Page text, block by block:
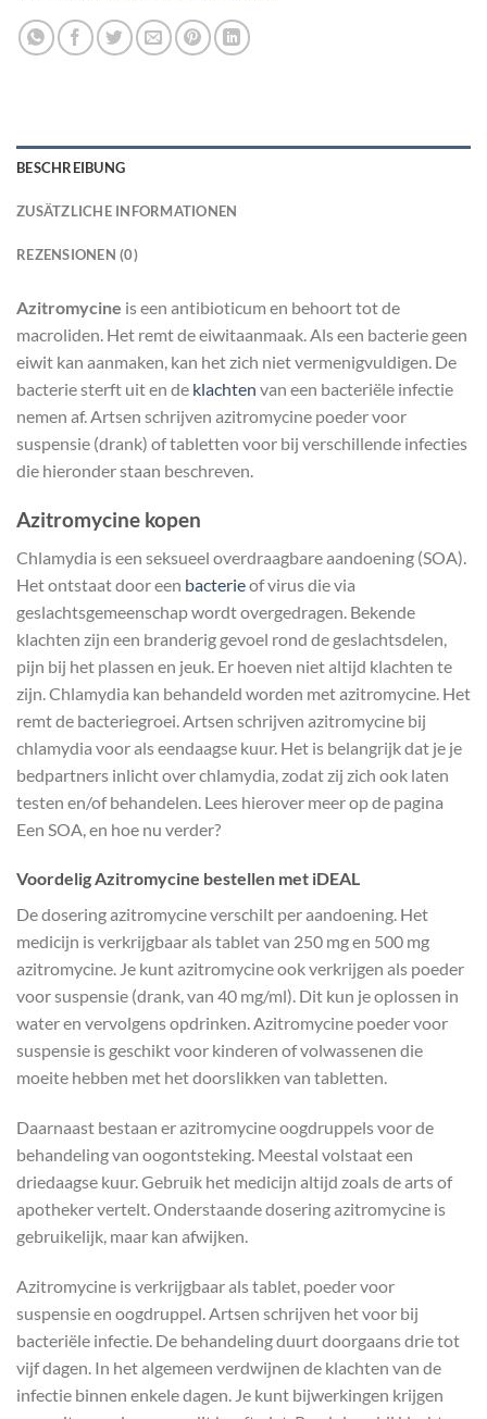
BESCHREIBUNG
ZUSÄTZLICHE INFORMATIONEN
REZENSIONEN (0)
Azitromycine is een antibioticum en behoort tot de
macroliden. Het remt de eiwitaanmaak. Als een bacterie geen
eiwit kan aanmaken, kan het zich niet vermenigvuldigen. De
bacterie sterft uit en de klachten van een bacteriële infectie
nemen af. Artsen schrijven azitromycine poeder voor
suspensie (drank) of tabletten voor bij verschillende infecties
die hieronder staan beschreven.
Azitromycine kopen
Chlamydia is een seksueel overdraagbare aandoening (SOA).
Het ontstaat door een bacterieof virus die via
geslachtsgemeenschap wordt overgedragen. Bekende
klachten zijn een branderig gevoel rond de geslachtsdelen,
pijn bij het plassen en jeuk. Er hoeven niet altijd klachten te
zijn. Chlamydia kan behandeld worden met azitromycine. Het
remt de bacteriegroei. Artsen schrijven azitromycine bij
chlamydia voor als eendaagse kuur. Het is belangrijk dat je je
bedpartners inlicht over chlamydia, zodat zij zich ook laten
testen en/of behandelen. Lees hierover meer op de pagina
Een SOA, en hoe nu verder?
Voordelig Azitromycine bestellen met iDEAL
De dosering azitromycine verschilt per aandoening. Het
medicijn is verkrijgbaar als tablet van 250 mg en 500 mg
azitromycine. Je kunt azitromycine ook verkrijgen als poeder
voor suspensie (drank, van 40 mg/ml). Dit kun je oplossen in
water en vervolgens opdrinken. Azitromycine poeder voor
suspensie is geschikt voor kinderen of volwassenen die
moeite hebben met het doorslikken van tabletten.
Daarnaast bestaan er azitromycine oogdruppels voor de
behandeling van oogontsteking. Meestal volstaat een
driedaagse kuur. Gebruik het medicijn altijd zoals de arts of
apotheker vertelt. Onderstaande dosering azitromycine is
gebruikelijk, maar kan afwijken.
Azitromycine is verkrijgbaar als tablet, poeder voor
suspensie en oogdruppel. Artsen schrijven het voor bij
bacteriële infectie. De behandeling duurt doorgaans drie tot
vijf dagen. In het algemeen verdwijnen de klachten van de
infectie binnen enkele dagen. Je kunt bijwerkingen krijgen